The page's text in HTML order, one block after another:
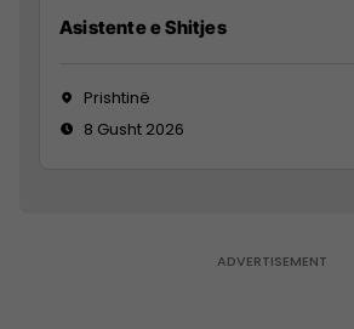
Asistente e Shitjes
Prishtinë
8 Gusht 2026